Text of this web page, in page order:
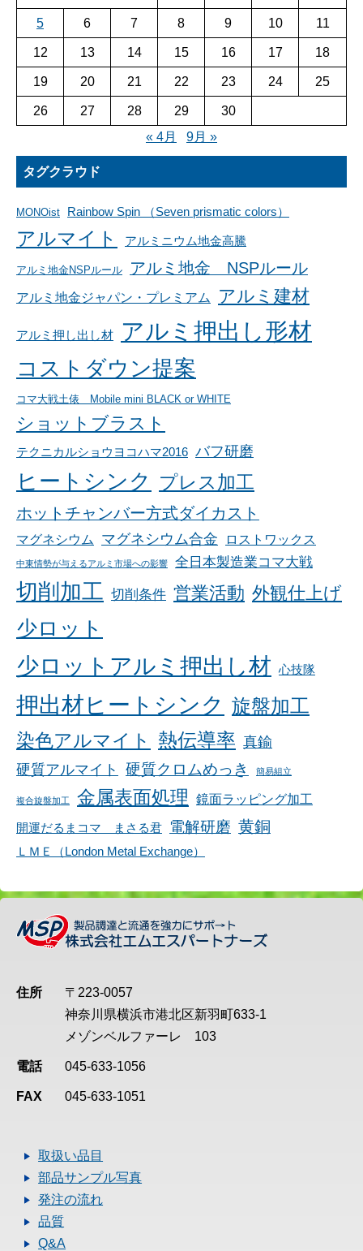
5 6 7 8 9 10 11
12 13 14 15 16 17 18
19 20 21 22 23 24 25
26 27 28 29
30
« 4月
9月 »
タグクラウド
MONOist Rainbow Spin （Seven prismatic colors）
アルマイト アルミニウム地金高騰
アルミ地金NSPルール アルミ地金 NSPルール
アルミ地金ジャパン・プレミアム アルミ建材
アルミ押し出し材 アルミ押出し形材
コストダウン提案
コマ大戦土俵 Mobile mini BLACK or WHITE
ショットブラスト
テクニカルショウヨコハマ2016 バフ研磨
ヒートシンク プレス加工
ホットチャンバー方式ダイカスト
マグネシウム マグネシウム合金 ロストワックス
中東情勢が与えるアルミ市場への影響 全日本製造業コマ大戦
切削加工 切削条件 営業活動 外観仕上げ
少ロット
少ロットアルミ押出し材 心技隊
押出材ヒートシンク 旋盤加工
染色アルマイト 熱伝導率 真鍮
硬質アルマイト
硬質クロムめっき 簡易組立
複合旋盤加工 金属表面処理 鏡面ラッピング加工
開運だるまコマ まさる君 電解研磨 黄銅
ＬＭＥ（London Metal Exchange）
住所
〒223-0057
神奈川県横浜市港北区新羽町633-1
メゾンベルファーレ 103
電話 045-633-1056
FAX 045-633-1051
取扱い品目
部品サンプル写真
発注の流れ
品質
Q&A